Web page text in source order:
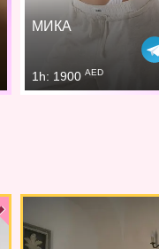
МИКА
1h: 1900 AED